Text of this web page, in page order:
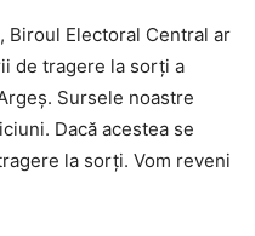
Biroul Electoral Central ar
de tragere la sorți a
Sursele noastre
Dacă acestea se
la sorți. Vom reveni